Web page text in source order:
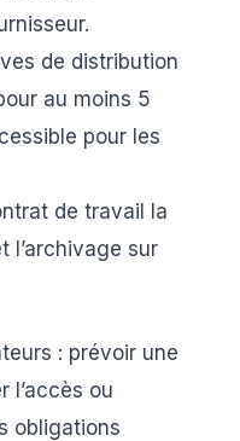
de distribution
au moins 5
pour les
de travail la
l’archivage sur
: prévoir une
l’accès ou
obligations